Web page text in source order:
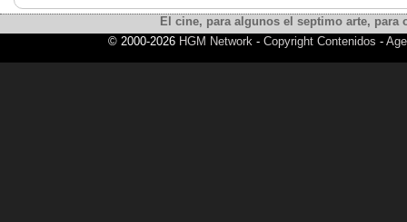
El cine, para algunos el septimo arte,
© 2000-2026 HGM Network- Copyright Contenidos -